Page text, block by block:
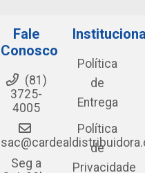
Fale
Conosco
(81)
3725-
4005
Seg a
Política
de
Entrega
Política
de
Privacidade